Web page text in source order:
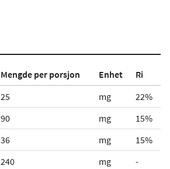
Mengde per porsjon Enhet
Ri
25 mg
22%
90 mg
15%
36 mg
15%
240 mg -